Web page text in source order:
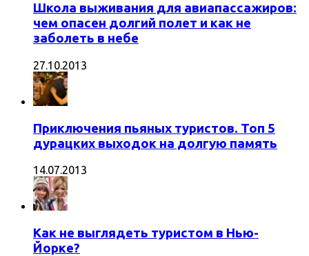
Школа выживания для авиапассажиров:
чем опасен долгий полет и как не
заболеть в небе
27.10.2013
Приключения пьяных туристов. Топ 5
дурацких выходок на долгую память
14.07.2013
Как не выглядеть туристом в Нью-
Йорке?